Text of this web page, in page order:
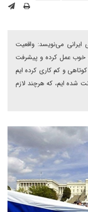
ایرانی می‌نویسد: واقعیت
عمل کرده و پیشرفت
و کم کاری کرده ایم
شده ایم، که هرچند لازم